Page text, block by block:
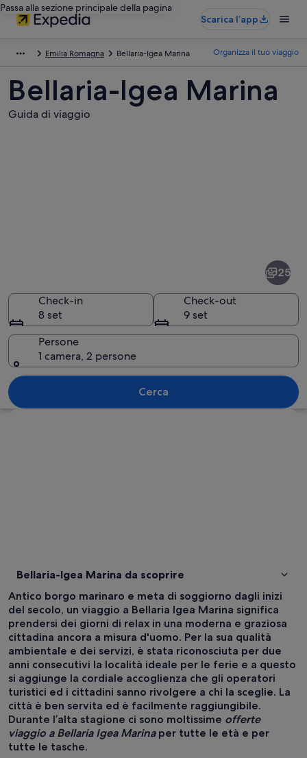
Passa alla sezione principale della pagina
Scarica l’app
Emilia Romagna Bellaria-Igea Marina Organizza il tuo viaggio
Bellaria-Igea Marina
Guida di viaggio
Marina
Una spiaggia affollata con persone
25
Check-in
8 set
Check-out
9 set
Persone
1 camera, 2 persone
Cerca
Bellaria-Igea Marina da scoprire
Antico borgo marinaro e meta di soggiorno dagli inizi
del secolo, un viaggio a Bellaria Igea Marina significa
prendersi dei giorni di relax in una moderna e graziosa
cittadina ancora a misura d'uomo. Per la sua qualità
ambientale e dei servizi, è stata riconosciuta per due
anni consecutivi la località ideale per le ferie e a questo
si aggiunge la cordiale accoglienza che gli operatori
turistici ed i cittadini sanno rivolgere a chi la sceglie. La
città è ben servita ed è facilmente raggiungibile.
Durante l’alta stagione ci sono moltissime offerte
viaggio a Bellaria Igea Marinaper tutte le età e per
tutte le tasche.